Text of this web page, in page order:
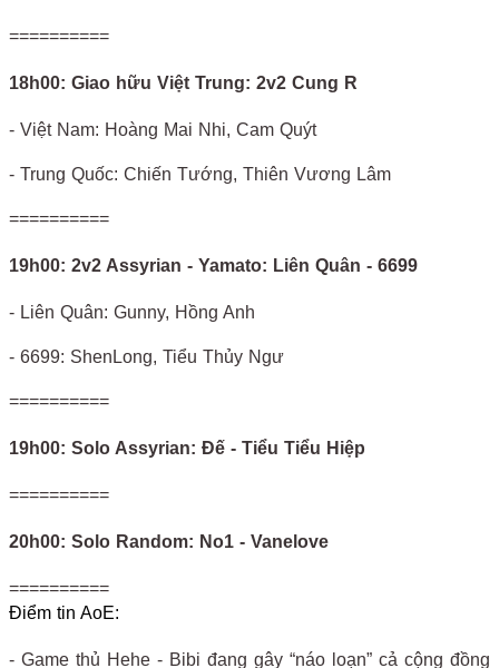
==========
18h00: Giao hữu Việt Trung: 2v2 Cung R
- Việt Nam: Hoàng Mai Nhi, Cam Quýt
- Trung Quốc: Chiến Tướng, Thiên Vương Lâm
==========
19h00: 2v2 Assyrian - Yamato: Liên Quân - 6699
- Liên Quân: Gunny, Hồng Anh
- 6699: ShenLong, Tiểu Thủy Ngư
==========
19h00: Solo Assyrian: Đế - Tiểu Tiểu Hiệp
==========
20h00: Solo Random: No1 - Vanelove
==========
Điểm tin AoE:
- Game thủ Hehe - Bibi đang gây “náo loạn” cả cộng đồng